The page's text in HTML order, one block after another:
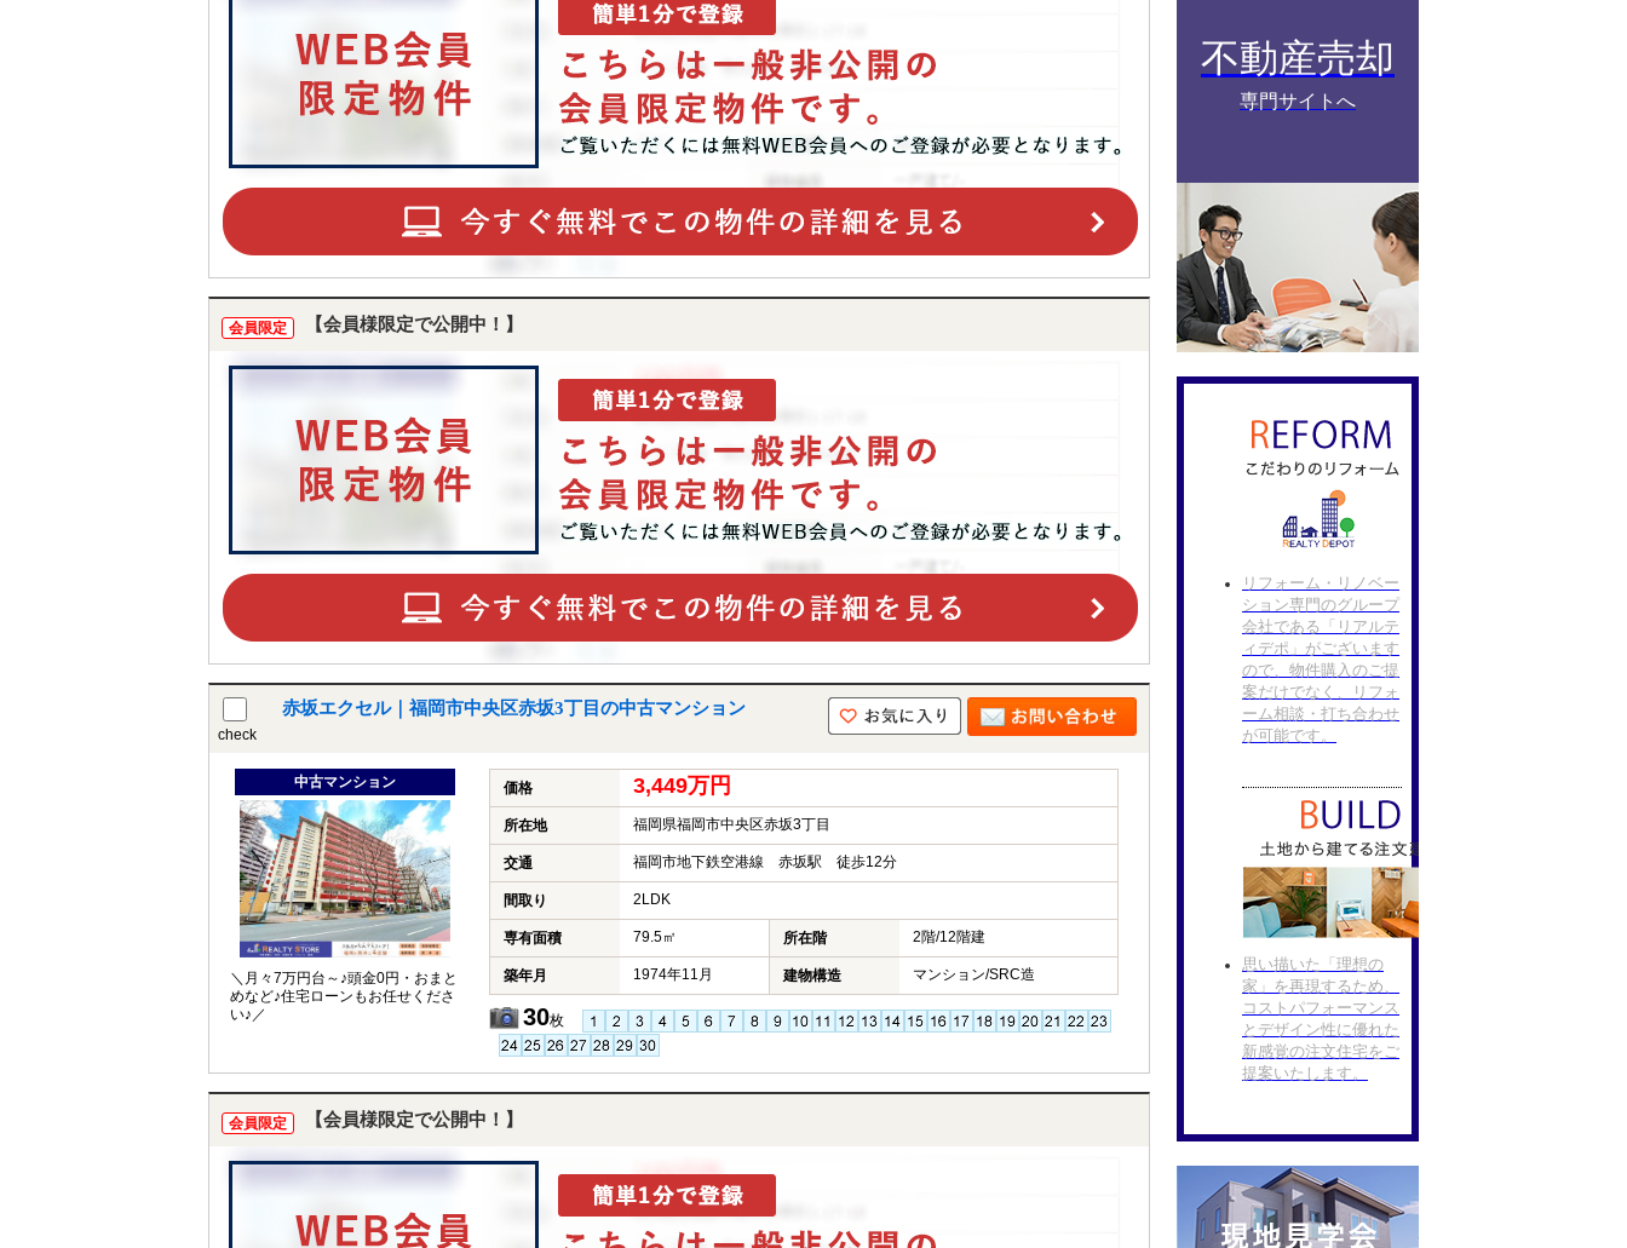
会員限定 【会員様限定で公開中！】
check
赤坂エクセル｜福岡市中央区赤坂3丁目の中古マンション
中古マンション
＼月々7万円台～♪頭金0円・おまと
めなど♪住宅ローンもお任せくださ
い♪／
価格 3,449万円
所在地 福岡県福岡市中央区赤坂3丁目
交通 福岡市地下鉄空港線 赤坂駅 徒歩12分
間取り 2LDK
専有面積 79.5㎡ 所在階 2階/12階建
築年月 1974年11月 建物構造 マンション/SRC造
30枚
会員限定 【会員様限定で公開中！】
不動産売却
専門サイトへ
リフォーム・リノベー
ション専門のグループ
会社である「リアルテ
ィデポ」がございます
ので、物件購入のご提
案だけでなく、リフォ
ーム相談・打ち合わせ
が可能です。
思い描いた「理想の
家」を再現するため、
コストパフォーマンス
とデザイン性に優れた
新感覚の注文住宅をご
提案いたします。